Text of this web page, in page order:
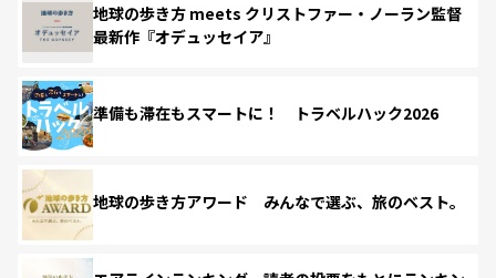
地球の歩き方 meets クリストファー・ノーラン監督
最新作『オデュッセイア』
準備も滞在もスマートに！ トラベルハック2026
地球の歩き方アワード みんなで選ぶ、旅のベスト。